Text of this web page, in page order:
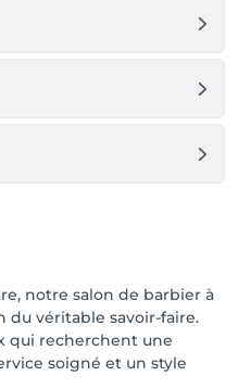
notre salon de barbier à
du véritable savoir-faire.
qui recherchent une
soigné et un style